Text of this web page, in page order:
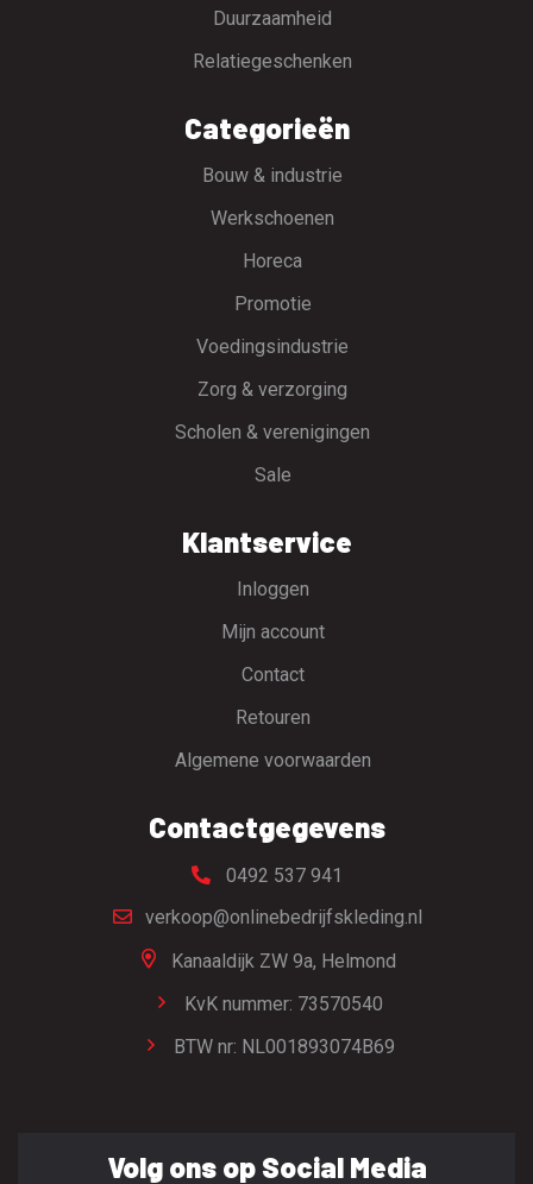
Duurzaamheid
Relatiegeschenken
Categorieën
Bouw & industrie
Werkschoenen
Horeca
Promotie
Voedingsindustrie
Zorg & verzorging
Scholen & verenigingen
Sale
Klantservice
Inloggen
Mijn account
Contact
Retouren
Algemene voorwaarden
Contactgegevens
0492 537 941
verkoop@onlinebedrijfskleding.nl
Kanaaldijk ZW 9a, Helmond
KvK nummer: 73570540
BTW nr: NL001893074B69
Volg ons op Social Media